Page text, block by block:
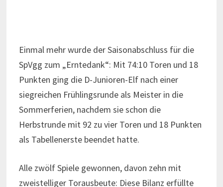
Einmal mehr wurde der Saisonabschluss für die
SpVgg zum „Erntedank“: Mit 74:10 Toren und 18
Punkten ging die D-Junioren-Elf nach einer
siegreichen Frühlingsrunde als Meister in die
Sommerferien, nachdem sie schon die
Herbstrunde mit 92 zu vier Toren und 18 Punkten
als Tabellenerste beendet hatte.
Alle zwölf Spiele gewonnen, davon zehn mit
zweistelliger Torausbeute: Diese Bilanz erfüllte